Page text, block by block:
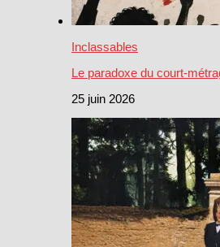
Inclassables
Le paradoxe du court-
25 juin 2026